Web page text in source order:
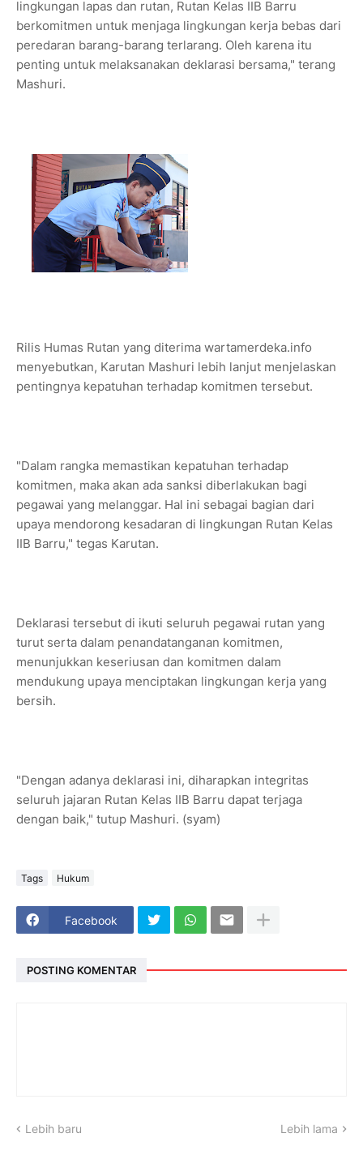
lingkungan lapas dan rutan, Rutan Kelas IIB Barru
berkomitmen untuk menjaga lingkungan kerja bebas dari
peredaran barang-barang terlarang. Oleh karena itu
penting untuk melaksanakan deklarasi bersama," terang
Mashuri.
Rilis Humas Rutan yang diterima wartamerdeka.info
menyebutkan, Karutan Mashuri lebih lanjut menjelaskan
pentingnya kepatuhan terhadap komitmen tersebut.
"Dalam rangka memastikan kepatuhan terhadap
komitmen, maka akan ada sanksi diberlakukan bagi
pegawai yang melanggar. Hal ini sebagai bagian dari
upaya mendorong kesadaran di lingkungan Rutan Kelas
IIB Barru," tegas Karutan.
Deklarasi tersebut di ikuti seluruh pegawai rutan yang
turut serta dalam penandatanganan komitmen,
menunjukkan keseriusan dan komitmen dalam
mendukung upaya menciptakan lingkungan kerja yang
bersih.
"Dengan adanya deklarasi ini, diharapkan integritas
seluruh jajaran Rutan Kelas IIB Barru dapat terjaga
dengan baik," tutup Mashuri. (syam)
Tags Hukum
Facebook
POSTING KOMENTAR
Lebih baru Lebih lama